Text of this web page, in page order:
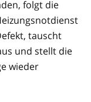
folgt die
tauscht
und stellt die
wieder